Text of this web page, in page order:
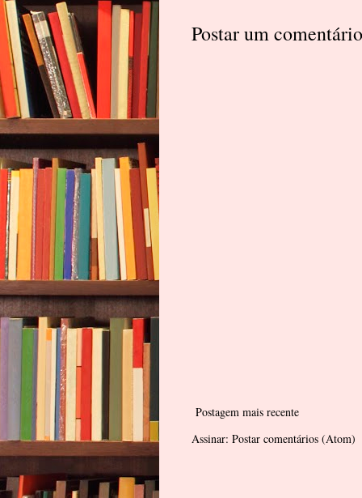
Postar um comentário
Postagem mais recente
Assinar: Postar comentários (Atom)